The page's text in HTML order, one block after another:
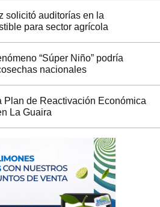
solicitó auditorías en la
para sector agrícola
“Súper Niño” podría
nacionales
Plan de Reactivación Económica
La Guaira